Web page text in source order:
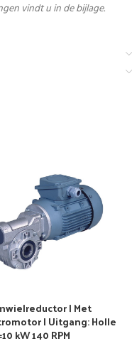
vindt u in de bijlage.
| Met
| Uitgang: Holle
kW 140 RPM